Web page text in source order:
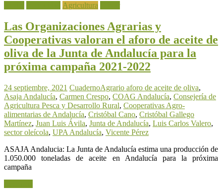
Agricultura
Las Organizaciones Agrarias y
Cooperativas valoran el aforo de aceite de
oliva de la Junta de Andalucía para la
próxima campaña 2021-2022
24 septiembre, 2021 CuadernoAgrario aforo de aceite de oliva,
Asaja Andalucía, Carmen Crespo, COAG Andalucía, Consejería de
Agricultura Pesca y Desarrollo Rural, Cooperativas Agro-
alimentarias de Andalucía, Cristóbal Cano, Cristóbal Gallego
Martínez, Juan Luis Ávila, Junta de Andalucía, Luis Carlos Valero,
sector oleícola, UPA Andalucía, Vicente Pérez
ASAJA Andalucia: La Junta de Andalucía estima una producción de
1.050.000 toneladas de aceite en Andalucía para la próxima
campaña